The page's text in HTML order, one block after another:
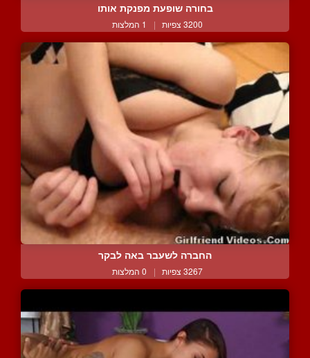
בחורה שופעת מפנקת אותו
3200 צפיות | 1 המלצות
החברה לשעבר באה לבקר
3267 צפיות | 0 המלצות